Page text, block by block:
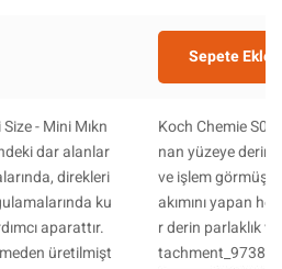
Sepete Ekle
- Mini Mıkn
dar alanlar
direkleri
ku
aparattır.
üretilmişt
Koch Chemie
nan yüzeye derin
ve işlem görmüş
akımını yapan
r derin parlaklık
tachment_9738"